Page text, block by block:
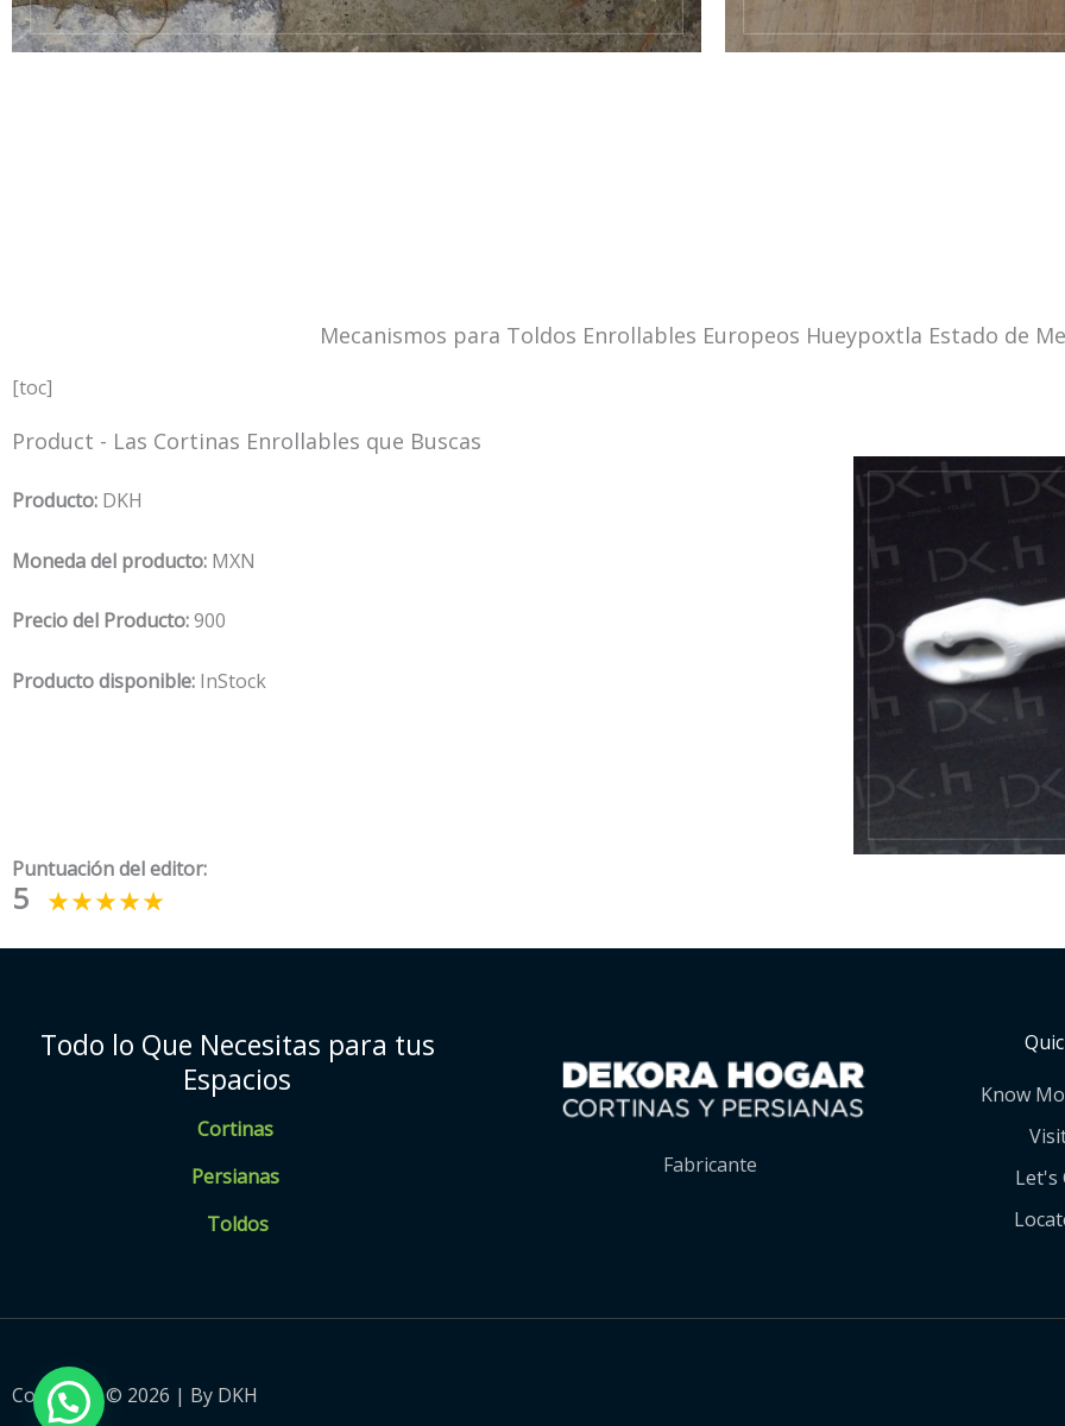
Mecanismos para Toldos Enrollables Europeos Hueypoxtla Estado de
[toc]
Product - Las Cortinas Enrollables que Buscas
Producto: DKH
Moneda del producto: MXN
Precio del Producto:900
Producto disponible: InStock
Puntuación del editor:
5
Todo lo Que Necesitas para tus
Espacios
Cortinas
Persianas
Toldos
Fabricante
Know
Let's
Copyright © 2026 | By DKH
💬 ¿ Necesitas Ayuda ?